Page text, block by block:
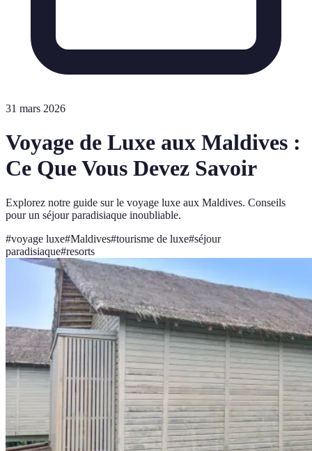
31 mars 2026
Voyage de Luxe aux Maldives :
Ce Que Vous Devez Savoir
Explorez notre guide sur le voyage luxe aux Maldives. Conseils
pour un séjour paradisiaque inoubliable.
#voyage luxe#Maldives#tourisme de luxe#séjour
paradisiaque#resorts